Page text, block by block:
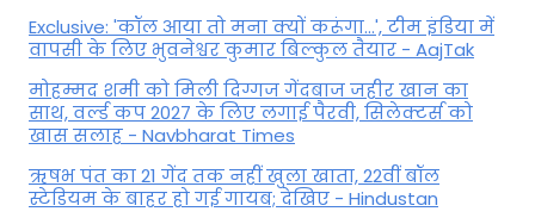
Exclusive: 'कॉल आया तो मना क्यों करूंगा...', टीम इंडिया में
वापसी के लिए भुवनेश्वर कुमार बिल्कुल तैयार - AajTak
मोहम्मद शमी को मिली दिग्गज गेंदबाज जहीर खान का
साथ, वर्ल्ड कप 2027 के लिए लगाई पैरवी, सिलेक्टर्स को
खास सलाह - Navbharat Times
ऋषभ पंत का 21 गेंद तक नहीं खुला खाता, 22वीं बॉल
स्टेडियम के बाहर हो गई गायब; देखिए - Hindustan